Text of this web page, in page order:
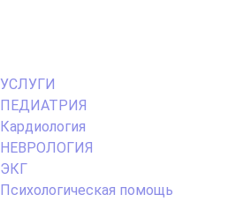
Primary
Menu
УСЛУГИ
ПЕДИАТРИЯ
Кардиология
НЕВРОЛОГИЯ
ЭКГ
Психологическая помощь